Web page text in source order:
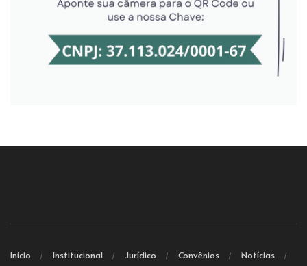
Início Institucional Jurídico Convênios
Notícias